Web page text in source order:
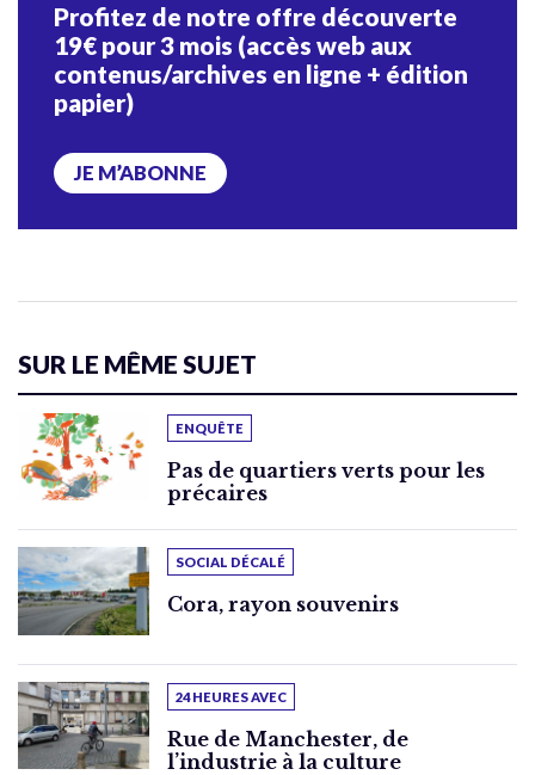
Profitez de notre offre découverte
19€ pour 3 mois (accès web aux
contenus/archives en ligne + édition
papier)
JE M’ABONNE
SUR LE MÊME SUJET
ENQUÊTE
Pas de quartiers verts pour les
précaires
SOCIAL DÉCALÉ
Cora, rayon souvenirs
24 HEURES AVEC
Rue de Manchester, de
l’industrie à la culture